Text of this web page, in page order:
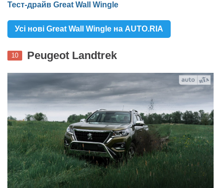
Тест-драйв Great Wall Wingle
Усі нові Great Wall Wingle на AUTO.RIA
10 Peugeot Landtrek